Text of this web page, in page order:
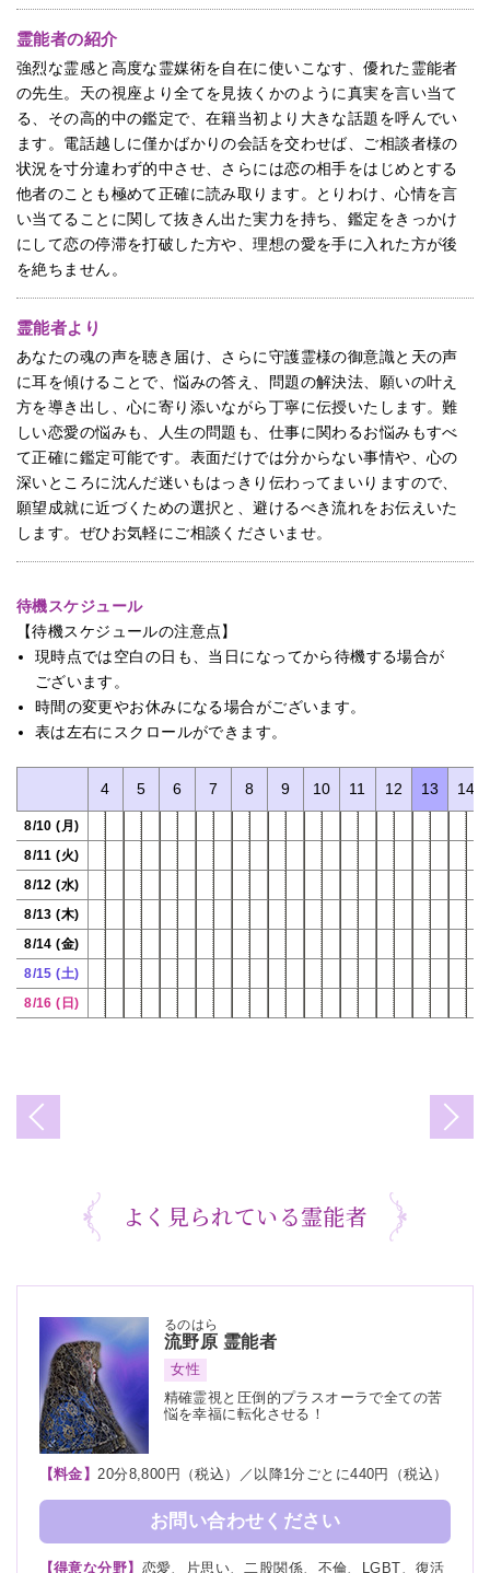
霊能者の紹介
強烈な霊感と高度な霊媒術を自在に使いこなす、優れた霊能者
の先生。天の視座より全てを見抜くかのように真実を言い当て
る、その高的中の鑑定で、在籍当初より大きな話題を呼んでい
ます。電話越しに僅かばかりの会話を交わせば、ご相談者様の
状況を寸分違わず的中させ、さらには恋の相手をはじめとする
他者のことも極めて正確に読み取ります。とりわけ、心情を言
い当てることに関して抜きん出た実力を持ち、鑑定をきっかけ
にして恋の停滞を打破した方や、理想の愛を手に入れた方が後
を絶ちません。
霊能者より
あなたの魂の声を聴き届け、さらに守護霊様の御意識と天の声
に耳を傾けることで、悩みの答え、問題の解決法、願いの叶え
方を導き出し、心に寄り添いながら丁寧に伝授いたします。難
しい恋愛の悩みも、人生の問題も、仕事に関わるお悩みもすべ
て正確に鑑定可能です。表面だけでは分からない事情や、心の
深いところに沈んだ迷いもはっきり伝わってまいりますので、
願望成就に近づくための選択と、避けるべき流れをお伝えいた
します。ぜひお気軽にご相談くださいませ。
待機スケジュール
【待機スケジュールの注意点】
現時点では空白の日も、当日になってから待機する場合が
ございます。
時間の変更やお休みになる場合がございます。
表は左右にスクロールができます。
4 5 6 7 8 9 10 11 12 13 14
8/10 (月)
8/11 (火)
8/12 (水)
8/13 (木)
8/14 (金)
8/15 (土)
8/16 (日)
よく見られている霊能者
流野原
るのはら
霊能者
女性
精確霊視と圧倒的プラスオーラで全ての苦
悩を幸福に転化させる！
【料金】20分8,800円（税込）／以降1分ごとに440円（税込）
お問い合わせください
【得意な分野】 恋愛、片思い、二股関係、不倫、LGBT、復活